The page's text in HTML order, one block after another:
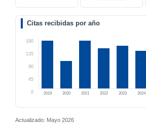
Citas recibidas por año
180
135
90
45
0 2019 2020 2021 2022 2023 2024
Actualizado: Mayo 2026